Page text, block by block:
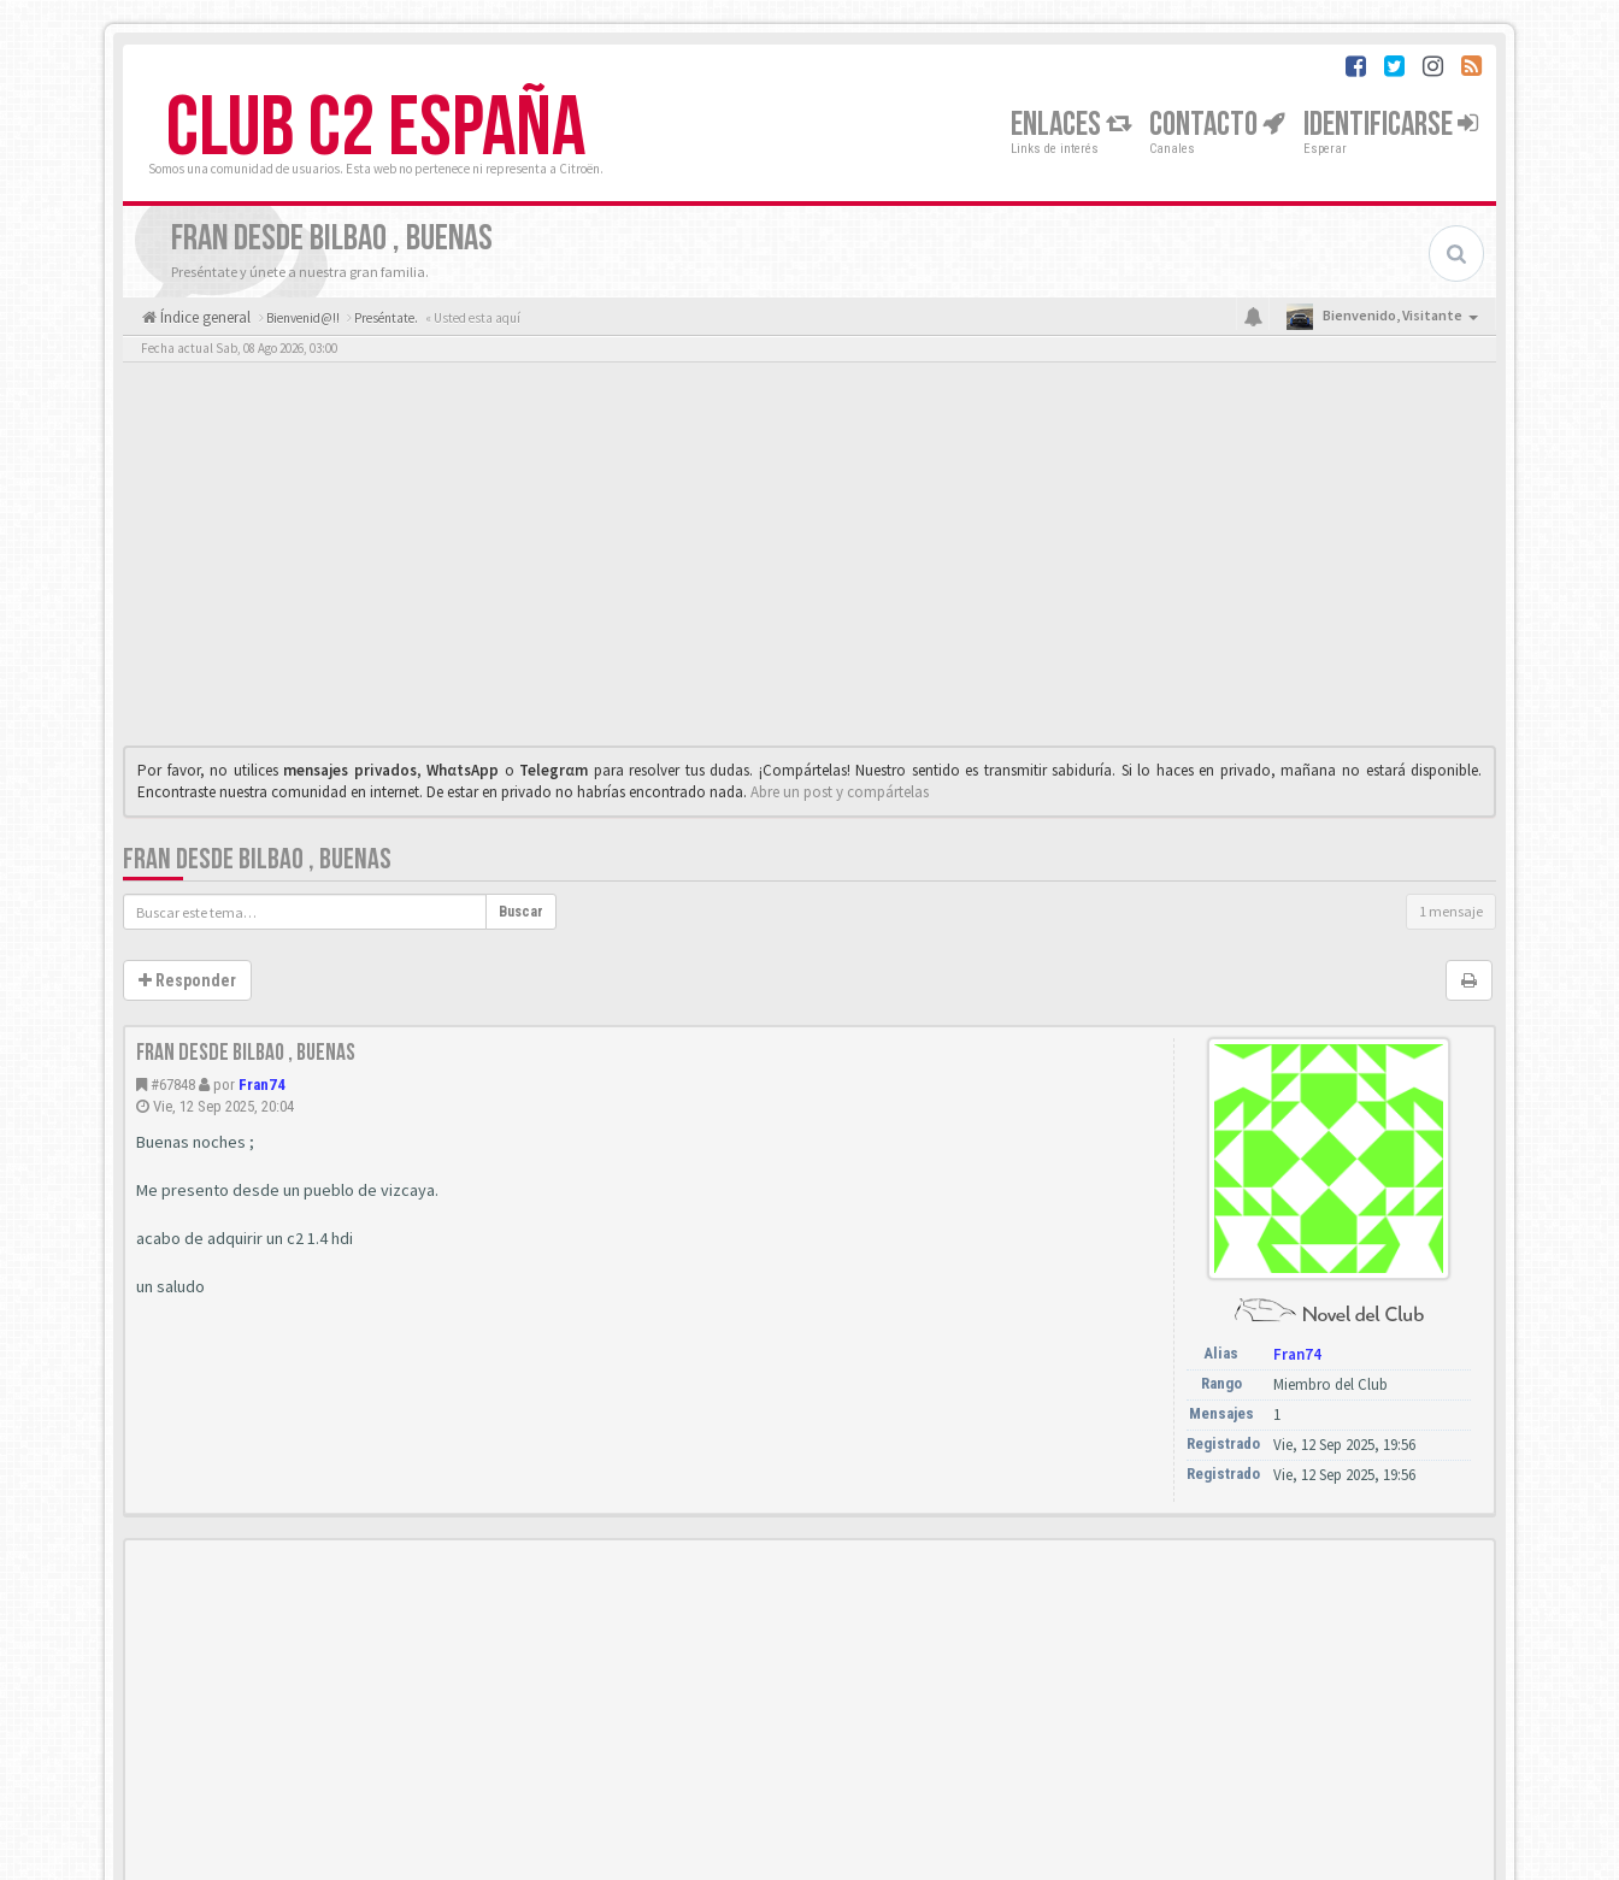
CLUB C2 ESPAÑA
Somos una comunidad de usuarios. Esta web no pertenece ni representa a Citroën.
ENLACES
Links de interés
CONTACTO
Canales
IDENTIFICARSE
Esperar
FRAN DESDE BILBAO , BUENAS
Preséntate y únete a nuestra gran familia.
Índice general Bienvenid@!! Preséntate. « Usted esta aquí Bienvenido,Visitante
Fecha actual Sab, 08 Ago 2026, 03:00
Por favor, no utilices mensajes privados,WhαtsApp o Telegrαm para resolver tus dudas. ¡Compártelas! Nuestro sentido es transmitir sabiduría. Si lo haces en privado, mañana no estará disponible.
Encontraste nuestra comunidad en internet. De estar en privado no habrías encontrado nada. Abre un post y compártelas
FRAN DESDE BILBAO , BUENAS
Buscar 1 mensaje
Responder
fran desde bilbao , buenas
#67848 por Fran74
Vie, 12 Sep 2025, 20:04
Buenas noches ;
Me presento desde un pueblo de vizcaya.
acabo de adquirir un c2 1.4 hdi
un saludo
Alias Fran74
Rango Miembro del Club
Mensajes 1
Registrado Vie, 12 Sep 2025, 19:56
Registrado Vie, 12 Sep 2025, 19:56